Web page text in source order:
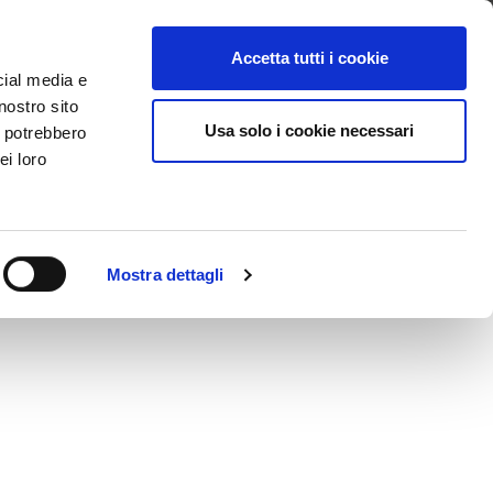
media e
sito
loro
Mostra dettagli
Accetta tutti i cookie
Usa solo i cookie necessari
Accedi a CERCheck Scarica l’APP
come attività commerciale o professionale principale la